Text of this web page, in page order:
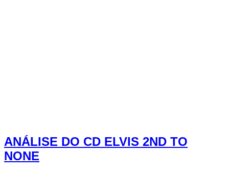
ANÁLISE DO CD ELVIS 2ND TO
NONE